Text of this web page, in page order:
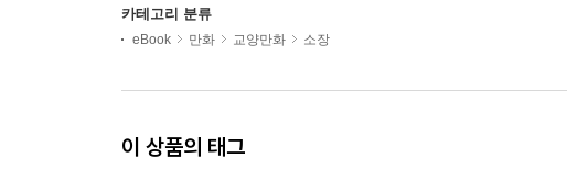
카테고리 분류
eBook 만화 교양만화 소장
이 상품의 태그